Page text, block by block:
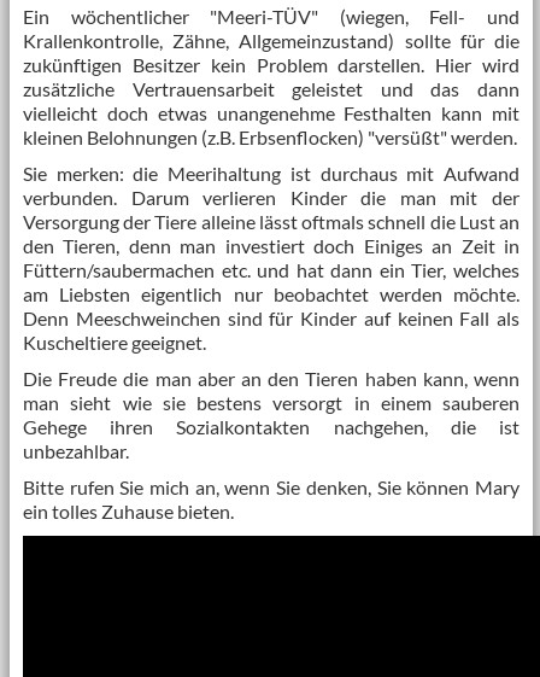
Ein wöchentlicher "Meeri-TÜV" (wiegen, Fell- und
Krallenkontrolle, Zähne, Allgemeinzustand) sollte für die
zukünftigen Besitzer kein Problem darstellen. Hier wird
zusätzliche Vertrauensarbeit geleistet und das dann
vielleicht doch etwas unangenehme Festhalten kann mit
kleinen Belohnungen (z.B. Erbsenflocken) "versüßt" werden.
Sie merken: die Meerihaltung ist durchaus mit Aufwand
verbunden. Darum verlieren Kinder die man mit der
Versorgung der Tiere alleine lässt oftmals schnell die Lust an
den Tieren, denn man investiert doch Einiges an Zeit in
Füttern/saubermachen etc. und hat dann ein Tier, welches
am Liebsten eigentlich nur beobachtet werden möchte.
Denn Meeschweinchen sind für Kinder auf keinen Fall als
Kuscheltiere geeignet.
Die Freude die man aber an den Tieren haben kann, wenn
man sieht wie sie bestens versorgt in einem sauberen
Gehege ihren Sozialkontakten nachgehen, die ist
unbezahlbar.
Bitte rufen Sie mich an, wenn Sie denken, Sie können Mary
ein tolles Zuhause bieten.